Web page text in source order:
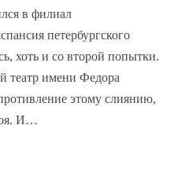
в филиал
петербургского
хоть и со второй попытки.
театр имени Федора
этому слиянию,
И…